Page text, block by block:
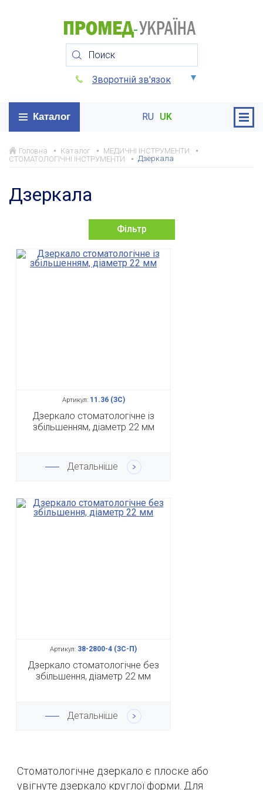
Зворотній зв'язок
Каталог RU UK
Головна Каталог
МЕДИЧНІ ІНСТРУМЕНТИ
СТОМАТОЛОГІЧНІ ІНСТРУМЕНТИ
Дзеркала
Дзеркала
Фільтр
Артикул:11.36 (ЗС)
Дзеркало стоматологічне із
збільшенням, діаметр 22 мм
Детальніше
Артикул: 38-2800-4 (ЗС-П)
Дзеркало стоматологічне без
збільшення, діаметр 22 мм
Детальніше
Стоматологічне дзеркало є плоске або
увігнуте дзеркало круглої форми. Для